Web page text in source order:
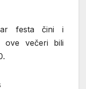
festa čini i
ove večeri bili